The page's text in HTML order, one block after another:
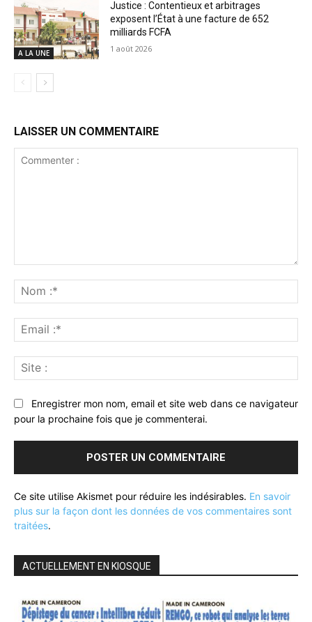
A LA UNE
Justice : Contentieux et arbitrages
exposent l’État à une facture de 652
milliards FCFA
1 août 2026
LAISSER UN COMMENTAIRE
:*
:*
:
Enregistrer mon nom, email et site web dans ce navigateur
pour la prochaine fois que je commenterai.
Ce site utilise Akismet pour réduire les indésirables. En savoir
plus sur la façon dont les données de vos commentaires sont
traitées.
ACTUELLEMENT EN KIOSQUE